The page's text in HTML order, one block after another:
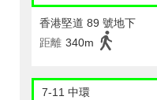
香港堅道 89 號地下
距離 340m
7-11 中環